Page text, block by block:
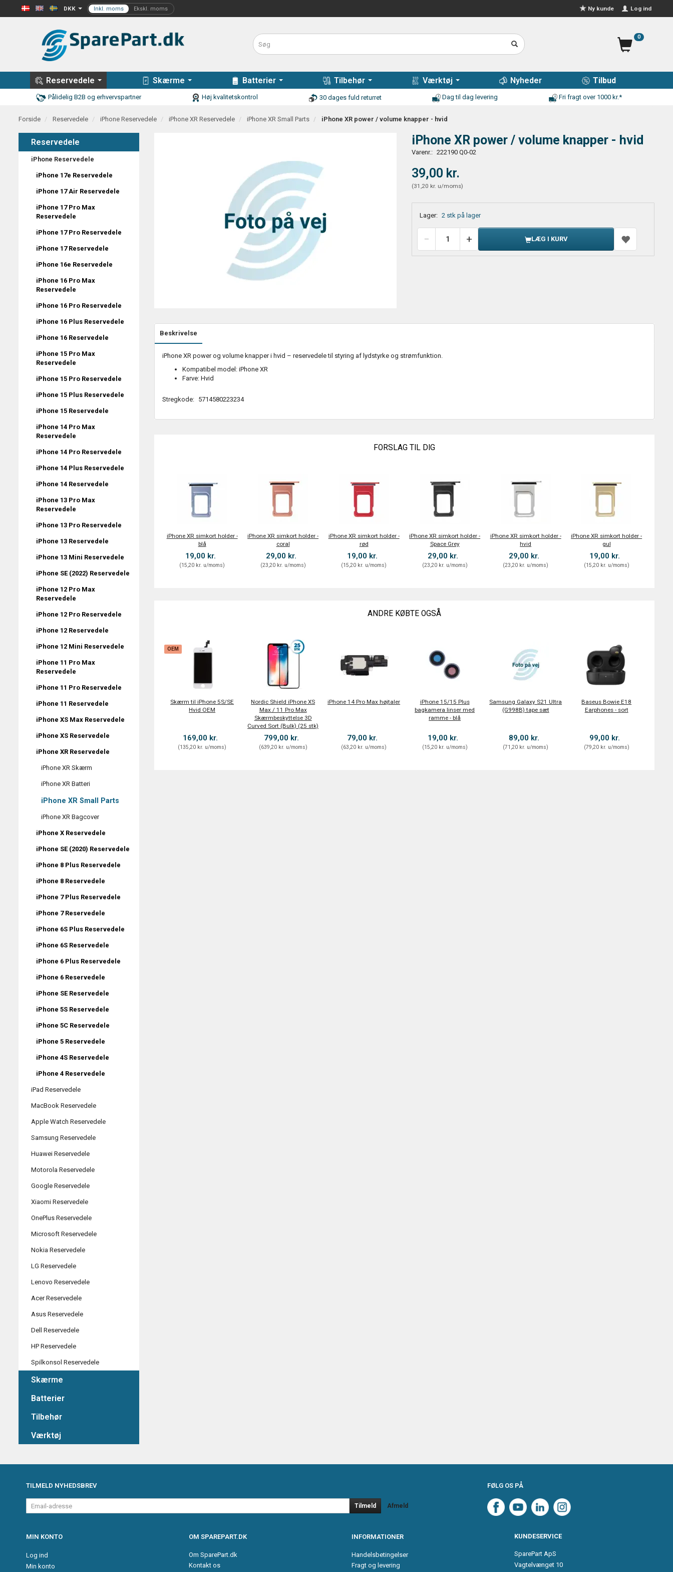
DKK Log ind
Ny kunde
0
Reservedele Skærme Batterier Tilbehør Værktøj Nyheder Tilbud
Pålidelig B2B og erhvervspartner Høj kvalitetskontrol 30 dages fuld returret Dag til dag levering Fri fragt over 1000 kr.*
Forside Reservedele iPhone Reservedele iPhone XR Reservedele iPhone XR Small Parts iPhone XR power / volume knapper - hvid
Reservedele
iPhone Reservedele
iPhone 17e Reservedele
iPhone 17 Air Reservedele
iPhone 17 Pro Max
Reservedele
iPhone 17 Pro Reservedele
iPhone 17 Reservedele
iPhone 16e Reservedele
iPhone 16 Pro Max
Reservedele
iPhone 16 Pro Reservedele
iPhone 16 Plus Reservedele
iPhone 16 Reservedele
iPhone 15 Pro Max
Reservedele
iPhone 15 Pro Reservedele
iPhone 15 Plus Reservedele
iPhone 15 Reservedele
iPhone 14 Pro Max
Reservedele
iPhone 14 Pro Reservedele
iPhone 14 Plus Reservedele
iPhone 14 Reservedele
iPhone 13 Pro Max
Reservedele
iPhone 13 Pro Reservedele
iPhone 13 Reservedele
iPhone 13 Mini Reservedele
iPhone SE (2022) Reservedele
iPhone 12 Pro Max
Reservedele
iPhone 12 Pro Reservedele
iPhone 12 Reservedele
iPhone 12 Mini Reservedele
iPhone 11 Pro Max
Reservedele
iPhone 11 Pro Reservedele
iPhone 11 Reservedele
iPhone XS Max Reservedele
iPhone XS Reservedele
iPhone XR Reservedele
iPhone XR Skærm
iPhone XR Batteri
iPhone XR Small Parts
iPhone XR Bagcover
iPhone X Reservedele
iPhone SE (2020) Reservedele
iPhone 8 Plus Reservedele
iPhone 8 Reservedele
iPhone 7 Plus Reservedele
iPhone 7 Reservedele
iPhone 6S Plus Reservedele
iPhone 6S Reservedele
iPhone 6 Plus Reservedele
iPhone 6 Reservedele
iPhone SE Reservedele
iPhone 5S Reservedele
iPhone 5C Reservedele
iPhone 5 Reservedele
iPhone 4S Reservedele
iPhone 4 Reservedele
iPad Reservedele
MacBook Reservedele
Apple Watch Reservedele
Samsung Reservedele
Huawei Reservedele
Motorola Reservedele
Google Reservedele
Xiaomi Reservedele
OnePlus Reservedele
Microsoft Reservedele
Nokia Reservedele
LG Reservedele
Lenovo Reservedele
Acer Reservedele
Asus Reservedele
Dell Reservedele
HP Reservedele
Spilkonsol Reservedele
Skærme
Batterier
Tilbehør
Værktøj
iPhone XR power / volume knapper - hvid
Varenr.: 222190 Q0-02
39,00 kr.
(31,20 kr. u/moms)
Lager: 2 stk på lager
LÆG I KURV
Beskrivelse
iPhone XR power og volume knapper i hvid – reservedele til styring af lydstyrke og strømfunktion.
Kompatibel model: iPhone XR
Farve: Hvid
Stregkode: 5714580223234
FORSLAG TIL DIG
iPhone XR simkort holder -
blå
19,00 kr.
(15,20 kr. u/moms)
iPhone XR simkort holder -
coral
29,00 kr.
(23,20 kr. u/moms)
iPhone XR simkort holder -
rød
19,00 kr.
(15,20 kr. u/moms)
iPhone XR simkort holder -
Space Grey
29,00 kr.
(23,20 kr. u/moms)
iPhone XR simkort holder -
hvid
29,00 kr.
(23,20 kr. u/moms)
iPhone XR simkort holder -
gul
19,00 kr.
(15,20 kr. u/moms)
ANDRE KØBTE OGSÅ
OEM
Skærm til iPhone 5S/SE
Hvid OEM
169,00 kr.
(135,20 kr. u/moms)
Nordic Shield iPhone XS
Max / 11 Pro Max
Skærmbeskyttelse 3D
Curved Sort (Bulk) (25 stk)
799,00 kr.
(639,20 kr. u/moms)
iPhone 14 Pro Max højtaler
79,00 kr.
(63,20 kr. u/moms)
iPhone 15/15 Plus
bagkamera linser med
ramme - blå
19,00 kr.
(15,20 kr. u/moms)
Samsung Galaxy S21 Ultra
(G998B) tape sæt
89,00 kr.
(71,20 kr. u/moms)
Baseus Bowie E18
Earphones - sort
99,00 kr.
(79,20 kr. u/moms)
TILMELD NYHEDSBREV
Email-
adresse
Tilmeld Afmeld
FØLG OS PÅ
MIN KONTO
Log ind
Min konto
OM SPAREPART.DK
Om SparePart.dk
Kontakt os
INFORMATIONER
Handelsbetingelser
Fragt og levering
KUNDESERVICE
SparePart ApS
Vagtelvænget 10